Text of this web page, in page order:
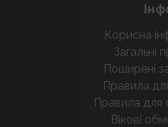
Корисна
Загальні
Поширені
Правила
Правила для
Вікові